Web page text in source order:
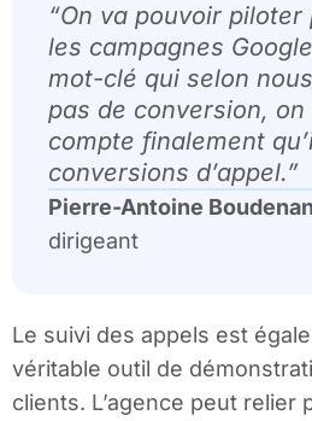
“On va pouvoir
les campagnes
mot-clé qui selon
pas de conversion,
compte finalement
conversions d’appel.”
Pierre-Antoine
dirigeant
Le suivi des appels est
véritable outil de
clients. L’agence peut relier